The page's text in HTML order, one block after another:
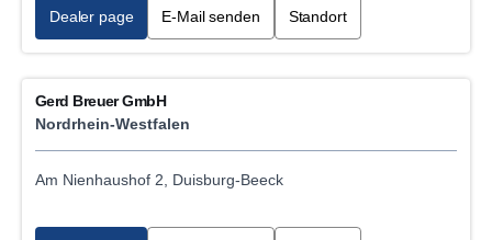
Dealer page E-Mail senden Standort
Gerd Breuer GmbH
Nordrhein-Westfalen
Am Nienhaushof 2, Duisburg-Beeck